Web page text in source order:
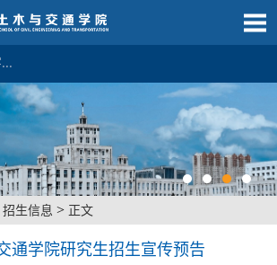
招生信息 > 正文
通学院研究生招生宣传预告